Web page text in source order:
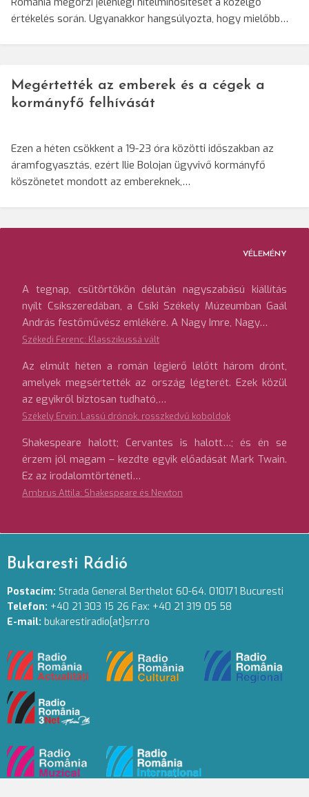
értékelés során. Ugyanakkor hangsúlyozta, hogy mielőbb…
Megértették az emberek és a cégek a
kormányfő felhívását
Ezen a héten csökkent a 19-23 óra közötti időszakban az
áramfogyasztás, ezért Ilie Bolojan ügyvivő kormányfő
köszönetet mondott az embereknek,…
VÉLEMÉNY
A tegnap, csütörtökön délután nagyszabású kiállítás
nyílt Csíkszeredában, a Csíki Székely Múzeumban Gaál
András festőművész emlékére. A Nagy Imre, Nagy…
Székedi Ferenc: Klasszikussá vált
Az elmúlt héten a román légierő lelőtt három drónt,
amelyek megsértették az ország légterét. Ezek közül
az egyikről biztosan tudható,…
Székely Ervin: Lassú drónok, rosszkedvű koboldok
Shakespeare halott; Cervantes is halott…; és én se
érzem jól magam – kezdte egyik előadását Mark Twain.
Ez az irodalomtörténeti…
Ambrus Attila: Shakespeare és Newton
Bukaresti Rádió
Postacím: Strada General Berthelot 60-64. 010171 Bucuresti
Telefon: +40 21 303 15 26 Fax: +40 21 319 05 58
E-mail: bukarestiradio[at]srr.ro